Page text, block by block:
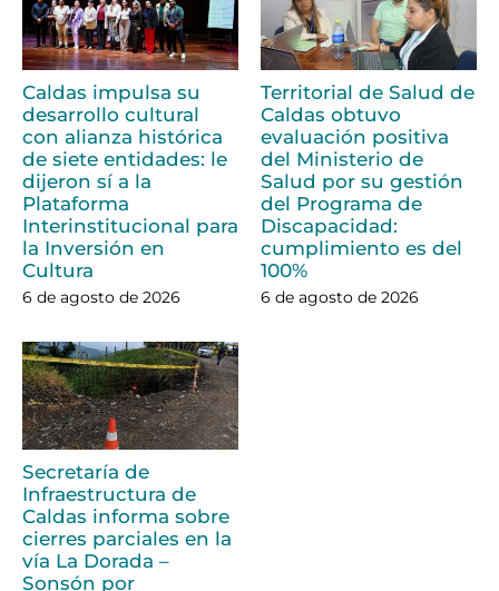
Caldas impulsa su
desarrollo cultural
con alianza histórica
de siete entidades: le
dijeron sí a la
Plataforma
Interinstitucional para
la Inversión en
Cultura
6 de agosto de 2026
Territorial de Salud de
Caldas obtuvo
evaluación positiva
del Ministerio de
Salud por su gestión
del Programa de
Discapacidad:
cumplimiento es del
100%
6 de agosto de 2026
Secretaría de
Infraestructura de
Caldas informa sobre
cierres parciales en la
vía La Dorada –
Sonsón por